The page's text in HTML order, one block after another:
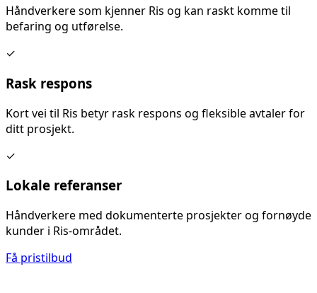
Håndverkere som kjenner Ris og kan raskt komme til
befaring og utførelse.
✓
Rask respons
Kort vei til Ris betyr rask respons og fleksible avtaler for
ditt prosjekt.
✓
Lokale referanser
Håndverkere med dokumenterte prosjekter og fornøyde
kunder i Ris-området.
Få pristilbud